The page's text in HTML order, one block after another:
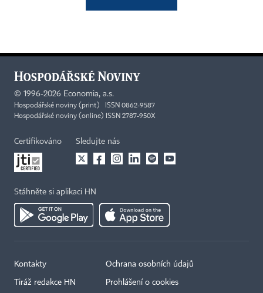
© 1996-2026 Economia, a.s.
Hospodářské noviny (print) ISSN 0862-9587
Hospodářské noviny (online) ISSN 2787-950X
Certifikováno Sledujte nás
Stáhněte si aplikaci HN
Kontakty
Tiráž redakce HN
Ochrana osobních údajů
Prohlášení o cookies